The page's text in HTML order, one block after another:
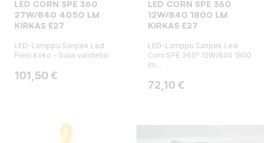
LED CORN SPE 360
27W/840 4050 LM
KIRKAS E27
LED-Lamppu Sanpek Led
Pieni koko - Suuri valoteho.
Hinta
101,50 €
LED CORN SPE 360
12W/840 1800 LM
KIRKAS E27
LED-Lamppu Sanpek Led
Corn SPE 360° 12W/840 1800
lm...
Hinta
72,10 €